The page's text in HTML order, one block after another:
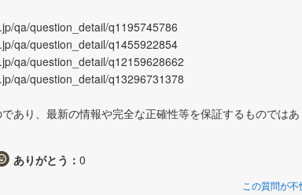
qa/question_detail/q1195745786
qa/question_detail/q1455922854
qa/question_detail/q12159628662
qa/question_detail/q13296731378
あり、最新の情報や完全な正確性等を保証するものではあ
ありがとう： 0
この質問が不